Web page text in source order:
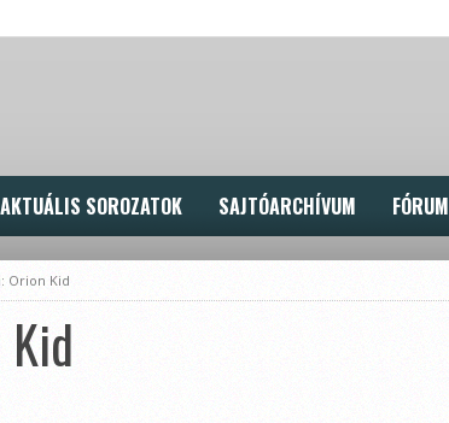
AKTUÁLIS SOROZATOK SAJTÓARCHÍVUM FÓRUM
Orion Kid